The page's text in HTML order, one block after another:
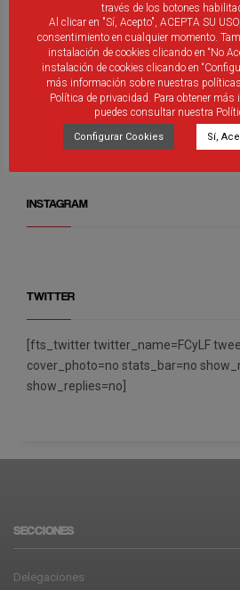
Árbitros de Castilla y León
distintos programas de
Debutantes en Valladolid
INSTAGRAM
TWITTER
[fts_twitter twitter_name=FCyLF
cover_photo=no stats_bar=no
show_replies=no]
SECCIONES
Delegaciones
través de los botones
Al clicar en "Sí, Acepto", ACEPTA SU
consentimiento en cualquier momento.
instalación de cookies clicando en “No
instalación de cookies clicando en
más información sobre nuestras
Política de privacidad. Para obtener más
puedes consultar nuestra
Configurar Cookies Sí,